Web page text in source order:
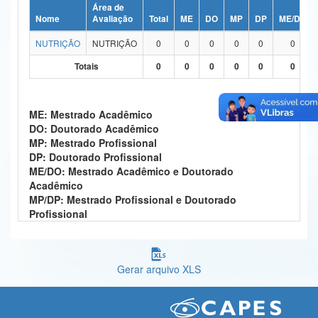
Ministério da Ciência, Tecnologia, Inovações e Comunicações
Ministério do Meio Ambiente
Controladoria-Geral da União
Ministério da Mulher, da Família e dos Direitos Humanos
Secretaria-Geral
Secretaria de Governo
Nome
Área de
Avaliação
Total ME DO MP DP
ME/DO
NUTRIÇÃO
NUTRIÇÃO 0 0 0 0 0
0
Totais
0 0 0 0 0 0
ME: Mestrado Acadêmico
DO: Doutorado Acadêmico
MP: Mestrado Profissional
DP: Doutorado Profissional
ME/DO: Mestrado Acadêmico e Doutorado
Acadêmico
MP/DP: Mestrado Profissional e Doutorado
Profissional
Gerar arquivo XLS